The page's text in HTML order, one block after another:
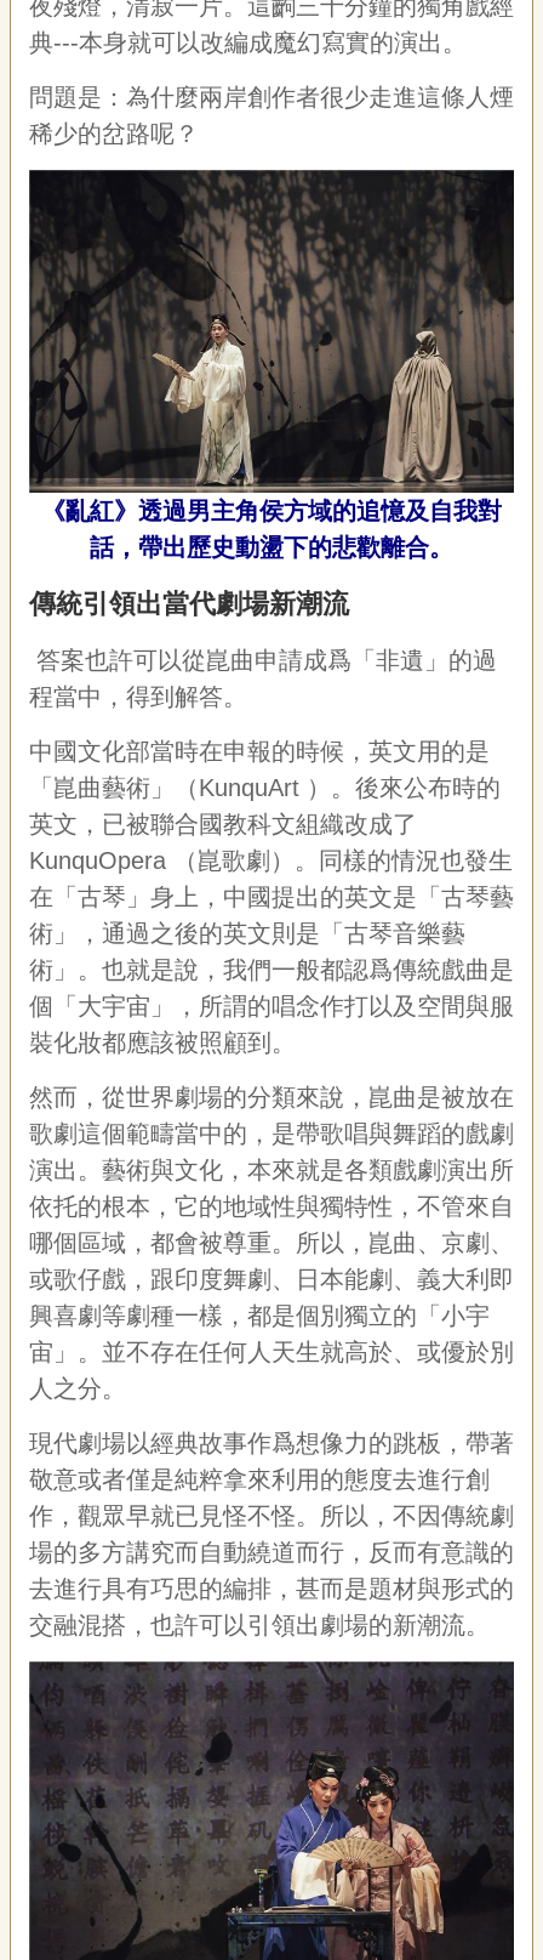
夜殘燈，清寂一片。這齣三十分鐘的獨角戲經
典---本身就可以改編成魔幻寫實的演出。
問題是：為什麼兩岸創作者很少走進這條人煙
稀少的岔路呢？
《亂紅》透過男主角侯方域的追憶及自我對
話，帶出歷史動盪下的悲歡離合。
傳統引領出當代劇場新潮流
答案也許可以從崑曲申請成爲「非遺」的過
程當中，得到解答。
中國文化部當時在申報的時候，英文用的是
「崑曲藝術」（KunquArt ）。後來公布時的
英文，已被聯合國教科文組織改成了
KunquOpera （崑歌劇）。同樣的情況也發生
在「古琴」身上，中國提出的英文是「古琴藝
術」，通過之後的英文則是「古琴音樂藝
術」。也就是說，我們一般都認爲傳統戲曲是
個「大宇宙」，所謂的唱念作打以及空間與服
裝化妝都應該被照顧到。
然而，從世界劇場的分類來說，崑曲是被放在
歌劇這個範疇當中的，是帶歌唱與舞蹈的戲劇
演出。藝術與文化，本來就是各類戲劇演出所
依托的根本，它的地域性與獨特性，不管來自
哪個區域，都會被尊重。所以，崑曲、京劇、
或歌仔戲，跟印度舞劇、日本能劇、義大利即
興喜劇等劇種一樣，都是個別獨立的「小宇
宙」。並不存在任何人天生就高於、或優於別
人之分。
現代劇場以經典故事作爲想像力的跳板，帶著
敬意或者僅是純粹拿來利用的態度去進行創
作，觀眾早就已見怪不怪。所以，不因傳統劇
場的多方講究而自動繞道而行，反而有意識的
去進行具有巧思的編排，甚而是題材與形式的
交融混搭，也許可以引領出劇場的新潮流。